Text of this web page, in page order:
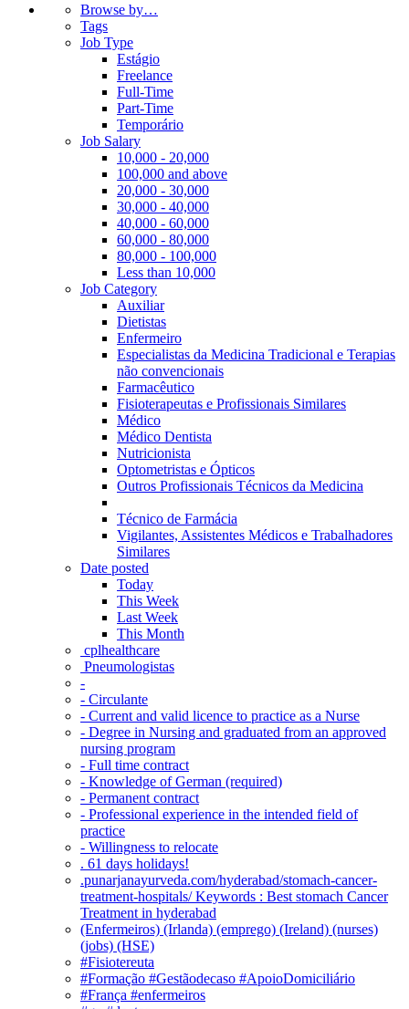
Browse by…
Tags
Job Type
Estágio
Freelance
Full-Time
Part-Time
Temporário
Job Salary
10,000 - 20,000
100,000 and above
20,000 - 30,000
30,000 - 40,000
40,000 - 60,000
60,000 - 80,000
80,000 - 100,000
Less than 10,000
Job Category
Auxiliar
Dietistas
Enfermeiro
Especialistas da Medicina Tradicional e Terapias
não convencionais
Farmacêutico
Fisioterapeutas e Profissionais Similares
Médico
Médico Dentista
Nutricionista
Optometristas e Ópticos
Outros Profissionais Técnicos da Medicina
Técnico de Farmácia
Vigilantes, Assistentes Médicos e Trabalhadores
Similares
Date posted
Today
This Week
Last Week
This Month
‎ cplhealthcare‬
Pneumologistas
-
- Circulante
- Current and valid licence to practice as a Nurse
- Degree in Nursing and graduated from an approved
nursing program
- Full time contract
- Knowledge of German (required)
- Permanent contract
- Professional experience in the intended field of
practice
- Willingness to relocate
. 61 days holidays!
.punarjanayurveda.com/hyderabad/stomach-cancer-
treatment-hospitals/ Keywords : Best stomach Cancer
Treatment in hyderabad
(Enfermeiros) (Irlanda) (emprego) (Ireland) (nurses)
(jobs) (HSE)
#Fisiotereuta
#Formação #Gestãodecaso #ApoioDomiciliário
#França #enfermeiros